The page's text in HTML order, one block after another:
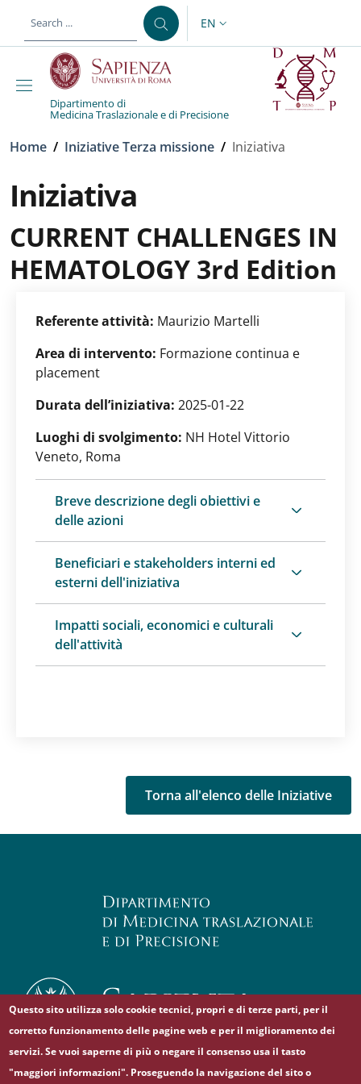
LANGUAGE SWITCHER:
EN
Dipartimento di
Medicina Traslazionale e di Precisione
Breadcrumb
Home / Iniziative Terza missione / Iniziativa
Iniziativa
CURRENT CHALLENGES IN
HEMATOLOGY 3rd Edition
Referente attività: Maurizio Martelli
Area di intervento: Formazione continua e
placement
Durata dell’iniziativa: 2025-01-22
Luoghi di svolgimento: NH Hotel Vittorio
Veneto, Roma
Breve descrizione degli obiettivi e
delle azioni
Beneficiari e stakeholders interni ed
esterni dell'iniziativa
Impatti sociali, economici e culturali
dell'attività
Torna all'elenco delle Iniziative
Questo sito utilizza solo cookie tecnici, propri e di terze parti, per il
corretto funzionamento delle pagine web e per il miglioramento dei
servizi. Se vuoi saperne di più o negare il consenso usa il tasto
"maggiori informazioni". Proseguendo la navigazione del sito o